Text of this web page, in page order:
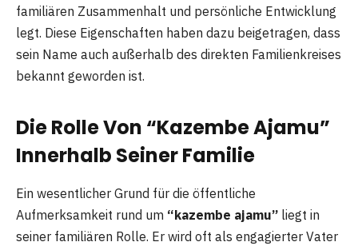
familiären Zusammenhalt und persönliche Entwicklung
legt. Diese Eigenschaften haben dazu beigetragen, dass
sein Name auch außerhalb des direkten Familienkreises
bekannt geworden ist.
Die Rolle Von “Kazembe Ajamu”
Innerhalb Seiner Familie
Ein wesentlicher Grund für die öffentliche
Aufmerksamkeit rund um “kazembe ajamu” liegt in
seiner familiären Rolle. Er wird oft als engagierter Vater